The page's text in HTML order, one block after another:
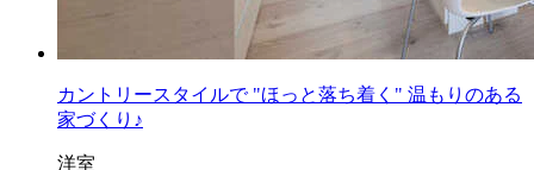
カントリースタイルで "ほっと落ち着く" 温もりのある
家づくり♪
洋室